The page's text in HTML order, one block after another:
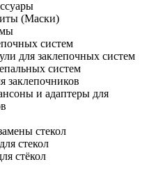
(Маски)
систем
для заклепочных систем
систем
заклепочников
и адаптеры для
стекол
стекол
стёкол